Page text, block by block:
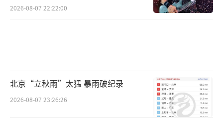
2026-08-07 22:22:00
北京“立秋雨”太猛 暴雨破纪录
2026-08-07 23:26:26